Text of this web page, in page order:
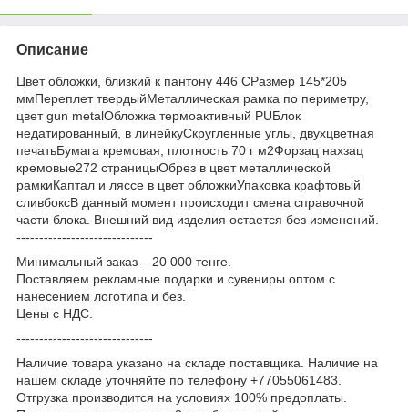
Описание
Цвет обложки, близкий к пантону 446 CРазмер 145*205
ммПереплет твердыйМеталлическая рамка по периметру,
цвет gun metalОбложка термоактивный PUБлок
недатированный, в линейкуСкругленные углы, двухцветная
печатьБумага кремовая, плотность 70 г м2Форзац нахзац
кремовые272 страницыОбрез в цвет металлической
рамкиКаптал и ляссе в цвет обложкиУпаковка крафтовый
сливбоксВ данный момент происходит смена справочной
части блока. Внешний вид изделия остается без изменений.
------------------------------
Минимальный заказ – 20 000 тенге.
Поставляем рекламные подарки и сувениры оптом с
нанесением логотипа и без.
Цены с НДС.
------------------------------
Наличие товара указано на складе поставщика. Наличие на
нашем складе уточняйте по телефону +77055061483.
Отгрузка производится на условиях 100% предоплаты.